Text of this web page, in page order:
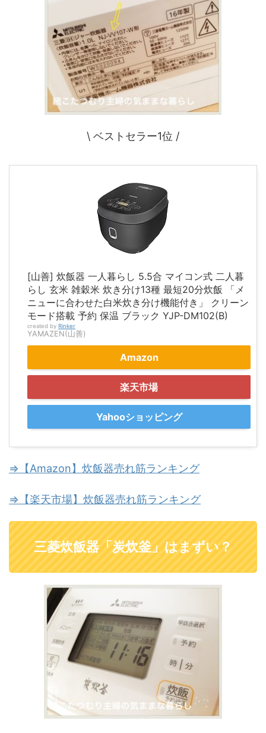
\ ベストセラー1位 /
[山善] 炊飯器 一人暮らし 5.5合 マイコン式 二人暮
らし 玄米 雑穀米 炊き分け13種 最短20分炊飯 「メ
ニューに合わせた白米炊き分け機能付き」 クリーン
モード搭載 予約 保温 ブラック YJP-DM102(B)
created by Rinker
YAMAZEN(山善)
Amazon
楽天市場
Yahooショッピング
⇒【Amazon】炊飯器売れ筋ランキング
⇒【楽天市場】炊飯器売れ筋ランキング
三菱炊飯器「炭炊釜」はまずい？